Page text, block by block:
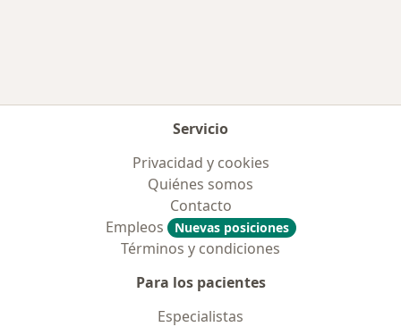
Servicio
Privacidad y cookies
Quiénes somos
Contacto
Empleos
Nuevas posiciones
Términos y condiciones
Para los pacientes
Especialistas